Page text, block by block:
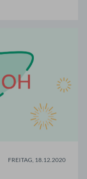
können.
FREITAG, 18.12.2020